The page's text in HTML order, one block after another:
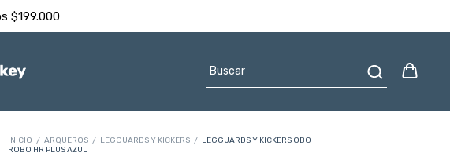
⚡️
INICIO / ARQUEROS / LEGGUARDS Y KICKERS / LEGGUARDS Y KICKERS OBO
ROBO HR PLUS AZUL